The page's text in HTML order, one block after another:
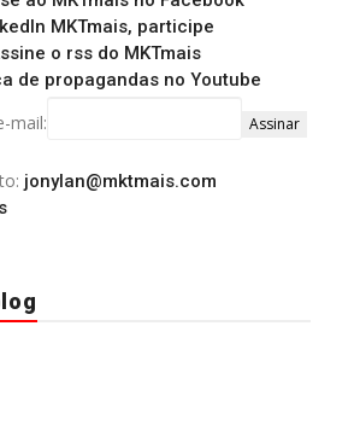
mail:
jonylan@mktmais.com